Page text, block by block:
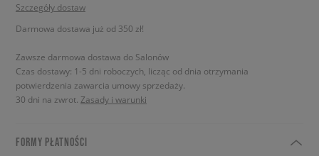
Szczegóły dostaw
Darmowa dostawa już od 350 zł!
Zawsze darmowa dostawa do Salonów
Czas dostawy: 1-5 dni roboczych, licząc od dnia otrzymania
potwierdzenia zawarcia umowy sprzedaży.
30 dni na zwrot. Zasady i warunki
FORMY PŁATNOŚCI